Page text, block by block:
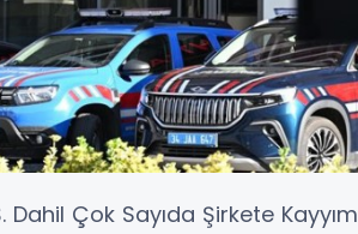
Çok Sayıda Şirkete Kayyım